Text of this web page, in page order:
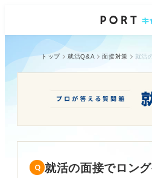
トップ 就活Q&A 面接対策
就活の面接でロン